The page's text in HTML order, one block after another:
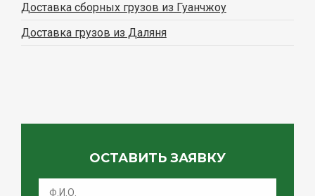
Доставка сборных грузов из Гуанчжоу
Доставка грузов из Даляня
ОСТАВИТЬ ЗАЯВКУ